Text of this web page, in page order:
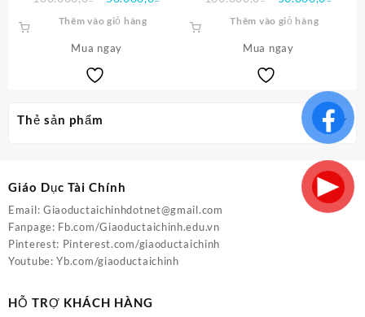
Thẻ sản phẩm
Số PDF
gốc
100.000,0₫.
Thêm vào giỏ hàng
Mua ngay
gốc
100.000,0₫.
Thêm vào giỏ hàng
Mua ngay
Giáo Dục Tài Chính
Email: Giaoductaichinhdotnet@gmail.com
Fanpage: Fb.com/Giaoductaichinh.edu.vn
Pinterest: Pinterest.com/giaoductaichinh
Youtube:Yb.com/giaoductaichinh
HỖ TRỢ KHÁCH HÀNG